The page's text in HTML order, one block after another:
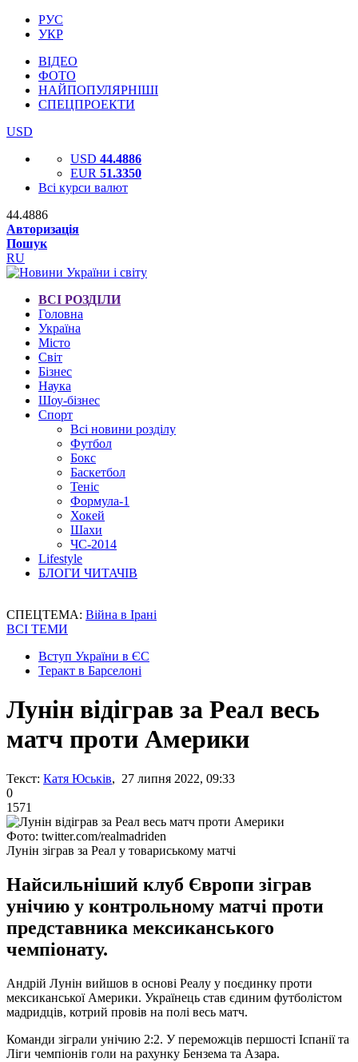
РУС
УКР
ВІДЕО
ФОТО
НАЙПОПУЛЯРНІШІ
СПЕЦПРОЕКТИ
USD
USD 44.4886
EUR 51.3350
Всі курси валют
44.4886
Авторизація
Пошук
RU
ВСІ РОЗДІЛИ
Головна
Україна
Місто
Світ
Бізнес
Наука
Шоу-бізнес
Спорт
Всі новини розділу
Футбол
Бокс
Баскетбол
Теніс
Формула-1
Хокей
Шахи
ЧС-2014
Lifestyle
БЛОГИ ЧИТАЧІВ
СПЕЦТЕМА: Війна в Ірані
ВСІ ТЕМИ
Вступ України в ЄС
Теракт в Барселоні
Лунін відіграв за Реал весь
матч проти Америки
Текст: Катя Юськів, 27 липня 2022, 09:33
0
1571
Фото: twitter.com/realmadriden
Лунін зіграв за Реал у товариському матчі
Найсильніший клуб Європи зіграв
унічию у контрольному матчі проти
представника мексиканського
чемпіонату.
Андрій Лунін вийшов в основі Реалу у поєдинку проти
мексиканської Америки. Українець став єдиним футболістом
мадридців, котрий провів на полі весь матч.
Команди зіграли унічию 2:2. У переможців першості Іспанії та
Ліги чемпіонів голи на рахунку Бензема та Азара.